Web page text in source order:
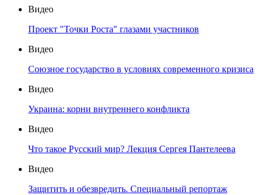
Видео
Проект "Точки Роста" глазами участников
Видео
Союзное государство в условиях современного кризиса
Видео
Украина: корни внутреннего конфликта
Видео
Что такое Русский мир? Лекция Сергея Пантелеева
Видео
Защитить и обезвредить. Специальный репортаж